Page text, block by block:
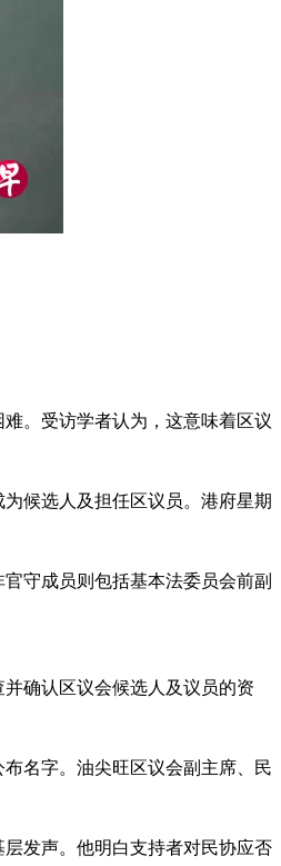
。受访学者认为，这意味着区议
候选人及担任区议员。港府星期
守成员则包括基本法委员会前副
确认区议会候选人及议员的资
名字。油尖旺区议会副主席、民
发声。他明白支持者对民协应否